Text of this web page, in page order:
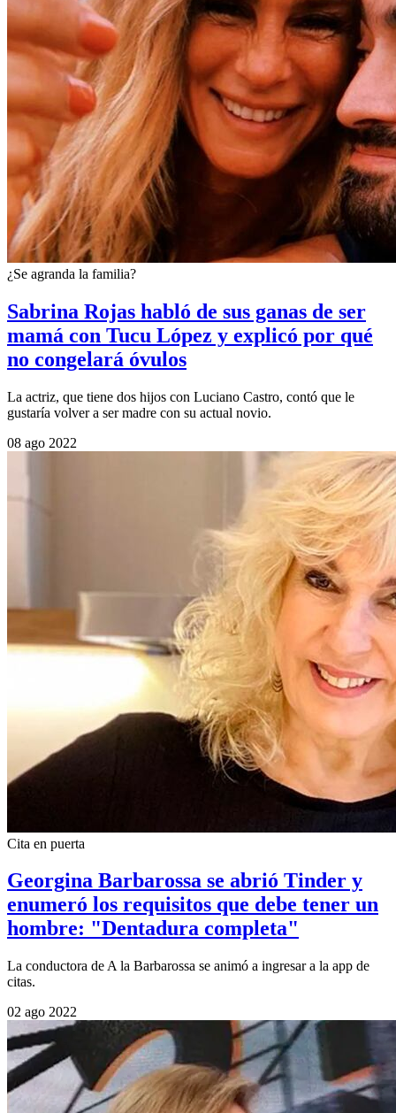
¿Se agranda la familia?
Sabrina Rojas habló de sus ganas de ser
mamá con Tucu López y explicó por qué
no congelará óvulos
La actriz, que tiene dos hijos con Luciano Castro, contó que le
gustaría volver a ser madre con su actual novio.
08 ago 2022
Cita en puerta
Georgina Barbarossa se abrió Tinder y
enumeró los requisitos que debe tener un
hombre: "Dentadura completa"
La conductora de A la Barbarossa se animó a ingresar a la app de
citas.
02 ago 2022